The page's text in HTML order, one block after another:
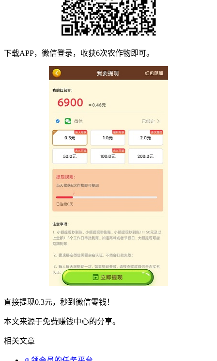
下载APP，微信登录，收获6次农作物即可。
直接提现0.3元，秒到微信零钱！
本文来源于免费赚钱中心的分享。
相关文章